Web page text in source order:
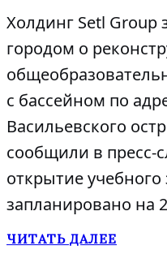
Холдинг Setl Group
городом о
с бассейном по
Васильевского
сообщили в пресс-
открытие учебного
запланировано на
ЧИТАТЬ ДАЛЕЕ